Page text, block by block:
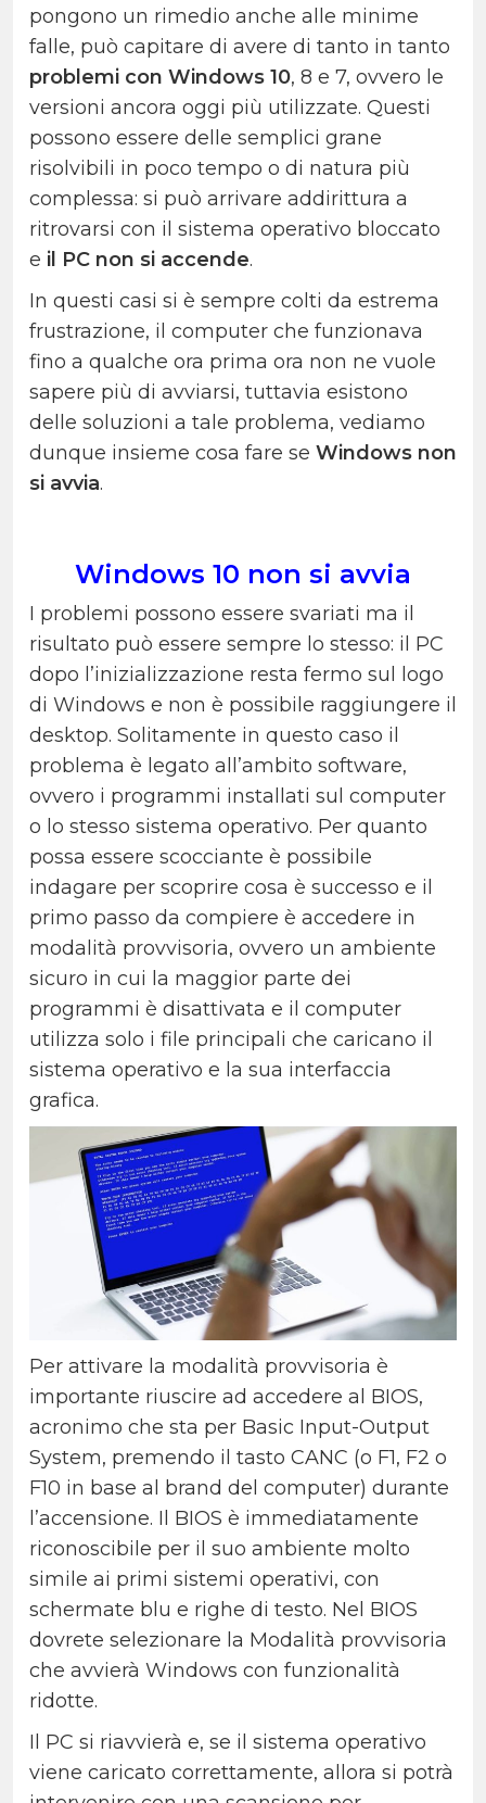
pongono un rimedio anche alle minime
falle, può capitare di avere di tanto in tanto
problemi con Windows 10, 8 e 7, ovvero le
versioni ancora oggi più utilizzate. Questi
possono essere delle semplici grane
risolvibili in poco tempo o di natura più
complessa: si può arrivare addirittura a
ritrovarsi con il sistema operativo bloccato
e il PC non si accende.
In questi casi si è sempre colti da estrema
frustrazione, il computer che funzionava
fino a qualche ora prima ora non ne vuole
sapere più di avviarsi, tuttavia esistono
delle soluzioni a tale problema, vediamo
dunque insieme cosa fare se Windows non
si avvia.
Windows 10 non si avvia
I problemi possono essere svariati ma il
risultato può essere sempre lo stesso: il PC
dopo l’inizializzazione resta fermo sul logo
di Windows e non è possibile raggiungere il
desktop. Solitamente in questo caso il
problema è legato all’ambito software,
ovvero i programmi installati sul computer
o lo stesso sistema operativo. Per quanto
possa essere scocciante è possibile
indagare per scoprire cosa è successo e il
primo passo da compiere è accedere in
modalità provvisoria, ovvero un ambiente
sicuro in cui la maggior parte dei
programmi è disattivata e il computer
utilizza solo i file principali che caricano il
sistema operativo e la sua interfaccia
grafica.
Per attivare la modalità provvisoria è
importante riuscire ad accedere al BIOS,
acronimo che sta per Basic Input-Output
System, premendo il tasto CANC (o F1, F2 o
F10 in base al brand del computer) durante
l’accensione. Il BIOS è immediatamente
riconoscibile per il suo ambiente molto
simile ai primi sistemi operativi, con
schermate blu e righe di testo. Nel BIOS
dovrete selezionare la Modalità provvisoria
che avvierà Windows con funzionalità
ridotte.
Il PC si riavvierà e, se il sistema operativo
viene caricato correttamente, allora si potrà